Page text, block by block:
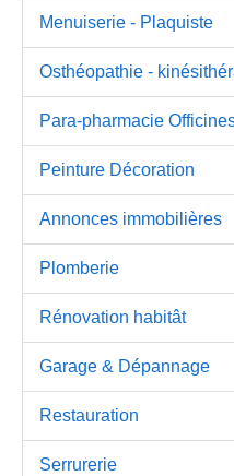
Menuiserie - Plaquiste
Osthéopathie -
Para-pharmacie
Peinture Décoration
Annonces immobilières
Plomberie
Rénovation habitât
Garage & Dépannage
Restauration
Serrurerie